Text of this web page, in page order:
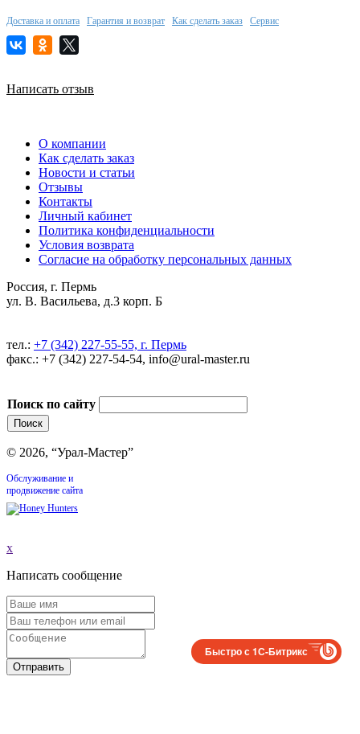
Доставка и оплата Гарантия и возврат Как сделать заказ Сервис
Написать отзыв
О компании
Как сделать заказ
Новости и статьи
Отзывы
Контакты
Личный кабинет
Политика конфиденциальности
Условия возврата
Согласие на обработку персональных данных
Россия, г. Пермь
ул. В. Васильева, д.3 корп. Б
тел.: +7 (342) 227-55-55, г. Пермь
факс.: +7 (342) 227-54-54, info@ural-master.ru
Поиск по сайту
© 2026, “Урал-Мастер”
Обслуживание и
продвижение сайта
x
Написать сообщение
Отправить
Быстро с 1С-Битрикс